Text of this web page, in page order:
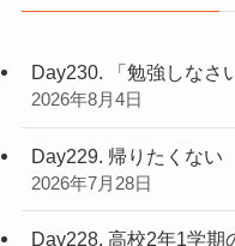
Day230. 「勉強しなさ
2026年8月4日
Day229. 帰りたくない
2026年7月28日
Day228. 高校2年1学期